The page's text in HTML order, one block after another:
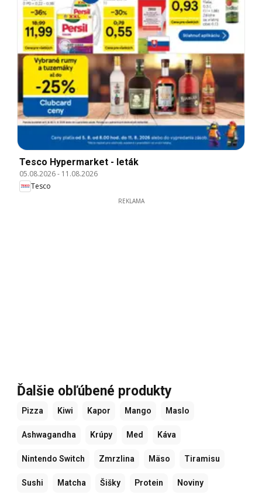
Tesco Hypermarket - leták
05.08.2026- 11.08.2026
Tesco
REKLAMA
Ďalšie obľúbené produkty
Pizza Kiwi Kapor Mango Maslo
Ashwagandha Krúpy Med Káva
Nintendo Switch Zmrzlina Mäso Tiramisu
Sushi Matcha Šišky Protein Noviny